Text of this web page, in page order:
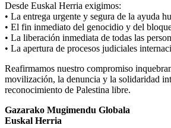
Desde Euskal Herria exigimos:
• La entrega urgente y segura de la ayuda
• El fin inmediato del genocidio y del
• La liberación inmediata de todas las
• La apertura de procesos judiciales
Reafirmamos nuestro compromiso
movilización, la denuncia y la solidaridad
reconocimiento de Palestina libre.
Gazarako Mugimendu Globala
Euskal Herria